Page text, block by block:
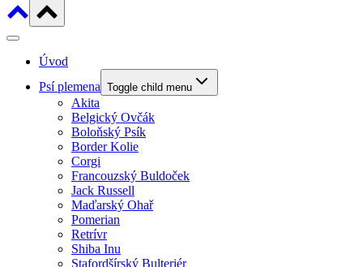
Úvod
Psí plemena Toggle child menu
Akita
Belgický Ovčák
Boloňský Psík
Border Kolie
Corgi
Francouzský Buldoček
Jack Russell
Maďarský Ohař
Pomerian
Retrívr
Shiba Inu
Stafordšírský Bulteriér